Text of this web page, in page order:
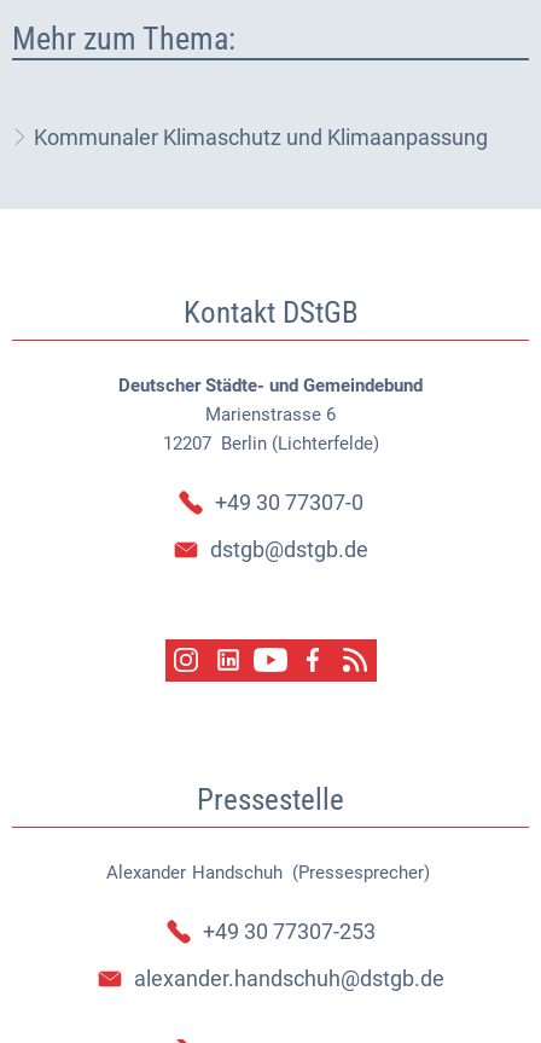
Mehr zum Thema:
Kommunaler Klimaschutz und Klimaanpassung
Kontakt DStGB
Deutscher Städte- und Gemeindebund
Marienstrasse 6
12207 Berlin (Lichterfelde)
+49 30 77307-0
dstgb@dstgb.de
Pressestelle
Alexander Handschuh (Pressesprecher)
Alexander Handschuh
+49 30 77307-253
alexander.handschuh@dstgb.de